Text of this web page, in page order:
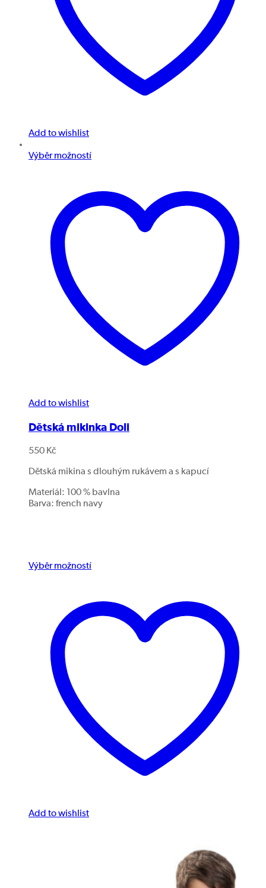
Add to wishlist
Výběr možností
Add to wishlist
Dětská mikinka Doli
550 Kč
Dětská mikina s dlouhým rukávem a s kapucí
Materiál: 100 % bavlna
Barva: french navy
Výběr možností
Add to wishlist